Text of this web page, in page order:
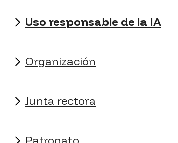
Uso responsable de la IA
Organización
Junta rectora